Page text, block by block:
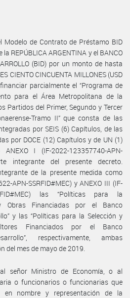
Modelo de Contrato de Préstamo BID
REPÚBLICA ARGENTINA y el BANCO
(BID) por un monto de hasta
CIENTO CINCUENTA MILLONES (USD
parcialmente el “Programa de
para el Área Metropolitana de la
Partidos del Primer, Segundo y Tercer
Tramo II” que consta de las
por SEIS (6) Capítulos, de las
por DOCE (12) Capítulos y de UN (1)
I (IF-2022-123357740-APN-
integrante del presente decreto.
de la presente medida como
APN-SSRFID#MEC) y ANEXO III (IF-
las “Políticas para la
Obras Financiadas por el Banco
y las “Políticas para la Selección y
Financiados por el Banco
respectivamente, ambas
del mes de mayo de 2019.
al señor Ministro de Economía, o al
o funcionarios o funcionarias que
en nombre y representación de la